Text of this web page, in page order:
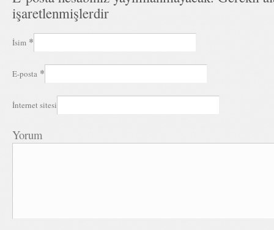
işaretlenmişlerdir
İsim *
E-posta *
İnternet sitesi
Yorum